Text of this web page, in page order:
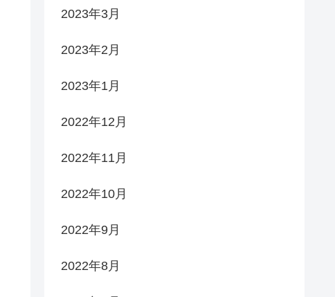
2023年3月
2023年2月
2023年1月
2022年12月
2022年11月
2022年10月
2022年9月
2022年8月